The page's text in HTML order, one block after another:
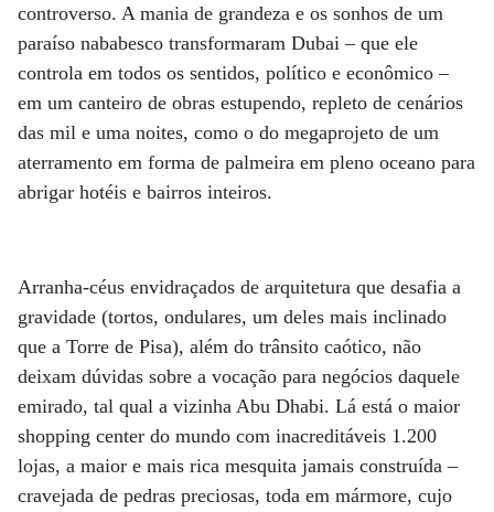
controverso. A mania de grandeza e os sonhos de um
paraíso nababesco transformaram Dubai – que ele
controla em todos os sentidos, político e econômico –
em um canteiro de obras estupendo, repleto de cenários
das mil e uma noites, como o do megaprojeto de um
aterramento em forma de palmeira em pleno oceano para
abrigar hotéis e bairros inteiros.
Arranha-céus envidraçados de arquitetura que desafia a
gravidade (tortos, ondulares, um deles mais inclinado
que a Torre de Pisa), além do trânsito caótico, não
deixam dúvidas sobre a vocação para negócios daquele
emirado, tal qual a vizinha Abu Dhabi. Lá está o maior
shopping center do mundo com inacreditáveis 1.200
lojas, a maior e mais rica mesquita jamais construída –
cravejada de pedras preciosas, toda em mármore, cujo